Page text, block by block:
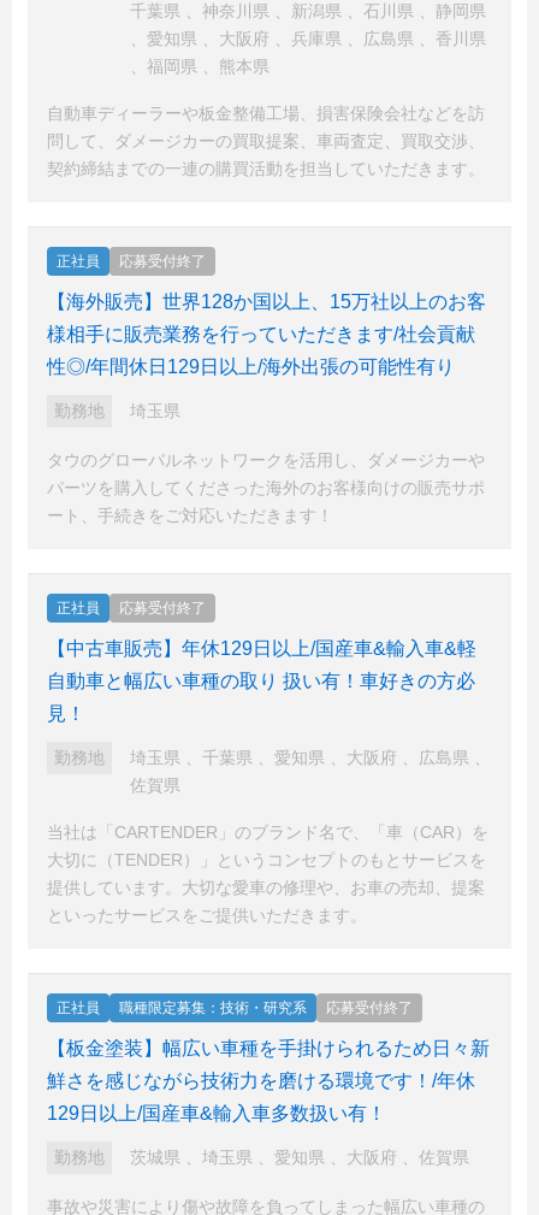
千葉県
神奈川県 新潟県 石川県
静岡県
愛知県 大阪府 兵庫県 広島県
香川県
福岡県 熊本県
自動車ディーラーや板金整備工場、損害保険会社などを訪
問して、ダメージカーの買取提案、車両査定、買取交渉、
契約締結までの一連の購買活動を担当していただきます。
正社員 応募受付終了
【海外販売】世界128か国以上、15万社以上のお客
様相手に販売業務を行っていただきます/社会貢献
性◎/年間休日129日以上/海外出張の可能性有り
勤務地 埼玉県
タウのグローバルネットワークを活用し、ダメージカーや
パーツを購入してくださった海外のお客様向けの販売サポ
ート、手続きをご対応いただきます！
正社員 応募受付終了
【中古車販売】年休129日以上/国産車&輸入車&軽
自動車と幅広い車種の取り 扱い有！車好きの方必
見！
勤務地 埼玉県 千葉県 愛知県 大阪府 広島県
佐賀県
当社は「CARTENDER」のブランド名で、「車（CAR）を
大切に（TENDER）」というコンセプトのもとサービスを
提供しています。大切な愛車の修理や、お車の売却、提案
といったサービスをご提供いただきます。
正社員 職種限定募集：技術・研究系 応募受付終了
【板金塗装】幅広い車種を手掛けられるため日々新
鮮さを感じながら技術力を磨ける環境です！/年休
129日以上/国産車&輸入車多数扱い有！
勤務地 茨城県 埼玉県 愛知県 大阪府 佐賀県
事故や災害により傷や故障を負ってしまった幅広い車種の